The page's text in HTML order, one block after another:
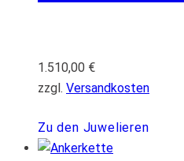
1.510,00 €
zzgl. Versandkosten
Zu den Juwelieren